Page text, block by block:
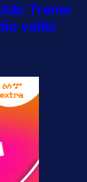
Trener
veliki
pravi